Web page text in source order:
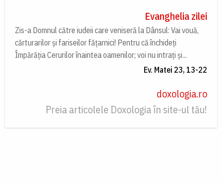
Evanghelia zilei
Zis-a Domnul către iudeii care veniseră la Dânsul: Vai vouă,
cărturarilor și fariseilor fățarnici! Pentru că închideți
Împărăția Cerurilor înaintea oamenilor; voi nu intrați și...
Ev. Matei 23, 13-22
doxologia.ro
Preia articolele Doxologia în site-ul tău!